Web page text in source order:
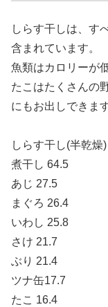
しらす干しは、す
含まれています。
魚類はカロリーが
たこはたくさんの
にもお出しできます
しらす干し(半乾燥
煮干し 64.5
あじ 27.5
まぐろ 26.4
いわし 25.8
さけ 21.7
ぶり 21.4
ツナ缶17.7
たこ 16.4